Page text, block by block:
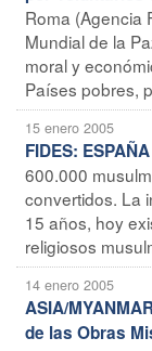
Roma (Agencia
Mundial de la
moral y
Países pobres,
15 enero 2005
FIDES:
600.000
convertidos. La
15 años, hoy
religiosos
14 enero 2005
ASIA/
de las Obras